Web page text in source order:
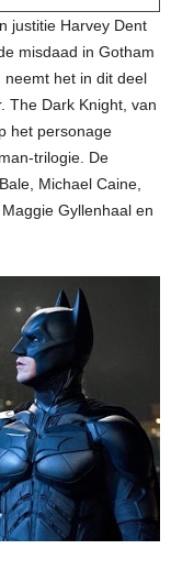
justitie Harvey Dent
misdaad in Gotham
het in dit deel
The Dark Knight, van
het personage
trilogie. De
Michael Caine,
Gyllenhaal en